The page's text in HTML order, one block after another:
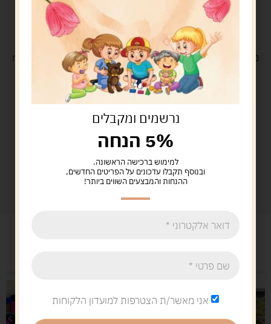
משלוח חינםבקנייה מעל 329 ש"ח משלוח עםשליח
נרשמים ומקבלים
5% הנחה
למימוש ברכישה הראשונה.
ובנוסף תקבלו עדכונים על הפריטים החדשים,
ההנחות והמבצעים השווים ביותר!
אני מאשר/ת הצטרפות למועדון הלקוחות